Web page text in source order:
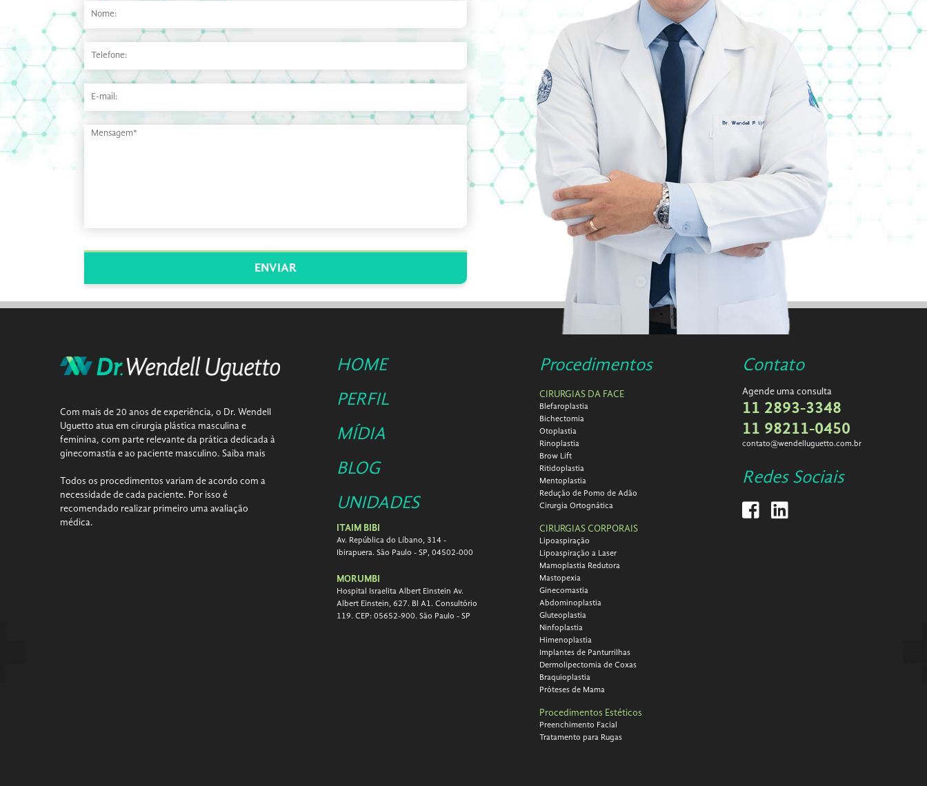
Com mais de 20 anos de experiência, o Dr. Wendell
Uguetto atua em cirurgia plástica masculina e
feminina, com parte relevante da prática dedicada à
ginecomastia e ao paciente masculino. Saiba mais
Todos os procedimentos variam de acordo com a
necessidade de cada paciente. Por isso é
recomendado realizar primeiro uma avaliação
médica.
HOME
PERFIL
MÍDIA
BLOG
UNIDADES
ITAIM BIBI
Av. República do Líbano, 314 -
Ibirapuera. São Paulo - SP, 04502-000
MORUMBI
Hospital Israelita Albert Einstein Av.
Albert Einstein, 627. Bl A1. Consultório
119. CEP: 05652-900. São Paulo - SP
Procedimentos
CIRURGIAS DA FACE
Blefaroplastia
Bichectomia
Otoplastia
Rinoplastia
Brow Lift
Ritidoplastia
Mentoplastia
Redução de Pomo de Adão
Cirurgia Ortognática
CIRURGIAS CORPORAIS
Lipoaspiração
Lipoaspiração a Laser
Mamoplastia Redutora
Mastopexia
Ginecomastia
Abdominoplastia
Gluteoplastia
Ninfoplastia
Himenoplastia
Implantes de Panturrilhas
Dermolipectomia de Coxas
Braquioplastia
Próteses de Mama
Procedimentos Estéticos
Preenchimento Facial
Tratamento para Rugas
Contato
Agende uma consulta
11 2893-3348
11 98211-0450
contato@wendelluguetto.com.br
Redes Sociais